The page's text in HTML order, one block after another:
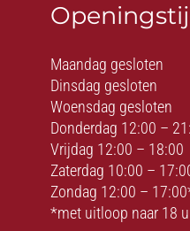
Maandag gesloten
Dinsdag gesloten
Woensdag gesloten
Donderdag 12:00 –
Vrijdag 12:00 – 18:00
Zaterdag 10:00 –
Zondag 12:00 –
*met uitloop naar 18